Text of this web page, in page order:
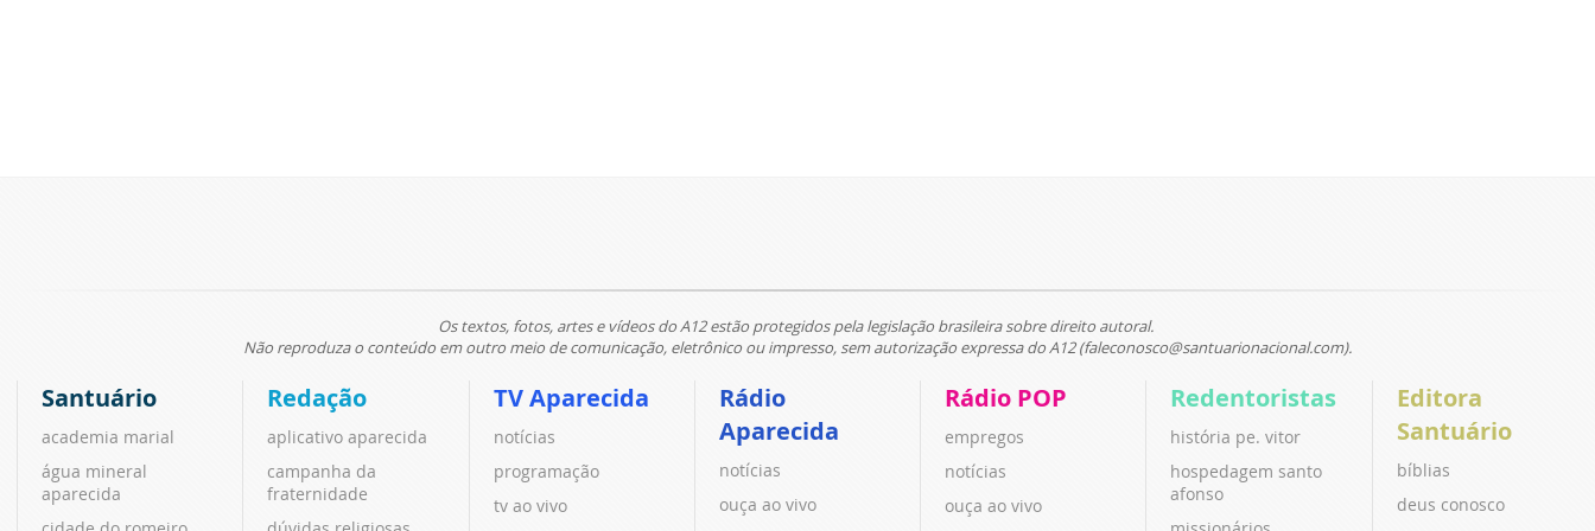
Os textos, fotos, artes e vídeos do A12 estão protegidos pela legislação brasileira sobre direito autoral.
Não reproduza o conteúdo em outro meio de comunicação, eletrônico ou impresso, sem autorização expressa do A12 (faleconosco@santuarionacional.com).
Santuário
academia marial
água mineral
aparecida
Redação
aplicativo aparecida
campanha da
fraternidade
TV Aparecida
notícias
programação
tv ao vivo
Rádio
Aparecida
notícias
ouça ao vivo
Rádio POP
empregos
notícias
ouça ao vivo
Redentoristas
história pe. vitor
hospedagem santo
afonso
Editora
Santuário
bíblias
deus conosco